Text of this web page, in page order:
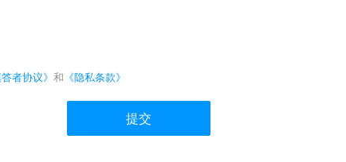
答者协议》 和 《隐私条款》
提交